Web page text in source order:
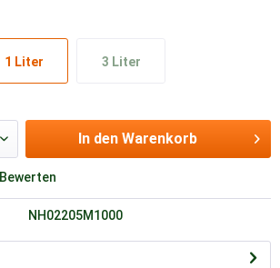
1 Liter 3 Liter
In den Warenkorb
Bewerten
NH02205M1000